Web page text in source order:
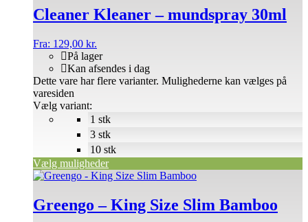
Cleaner Kleaner – mundspray 30ml
Fra: 129,00 kr.
På lager
Kan afsendes i dag
Vælg variant:
Vælg muligheder
Dette vare har flere varianter. Mulighederne kan vælges på
varesiden
1 stk
3 stk
10 stk
Greengo – King Size Slim Bamboo